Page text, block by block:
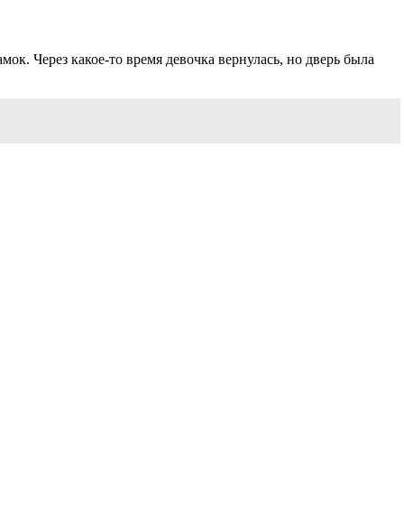
Через какое-то время девочка вернулась, но дверь была